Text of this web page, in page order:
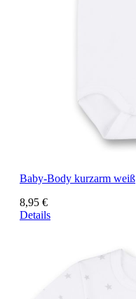
Baby-Body kurzarm weiß
8,95 €
Details